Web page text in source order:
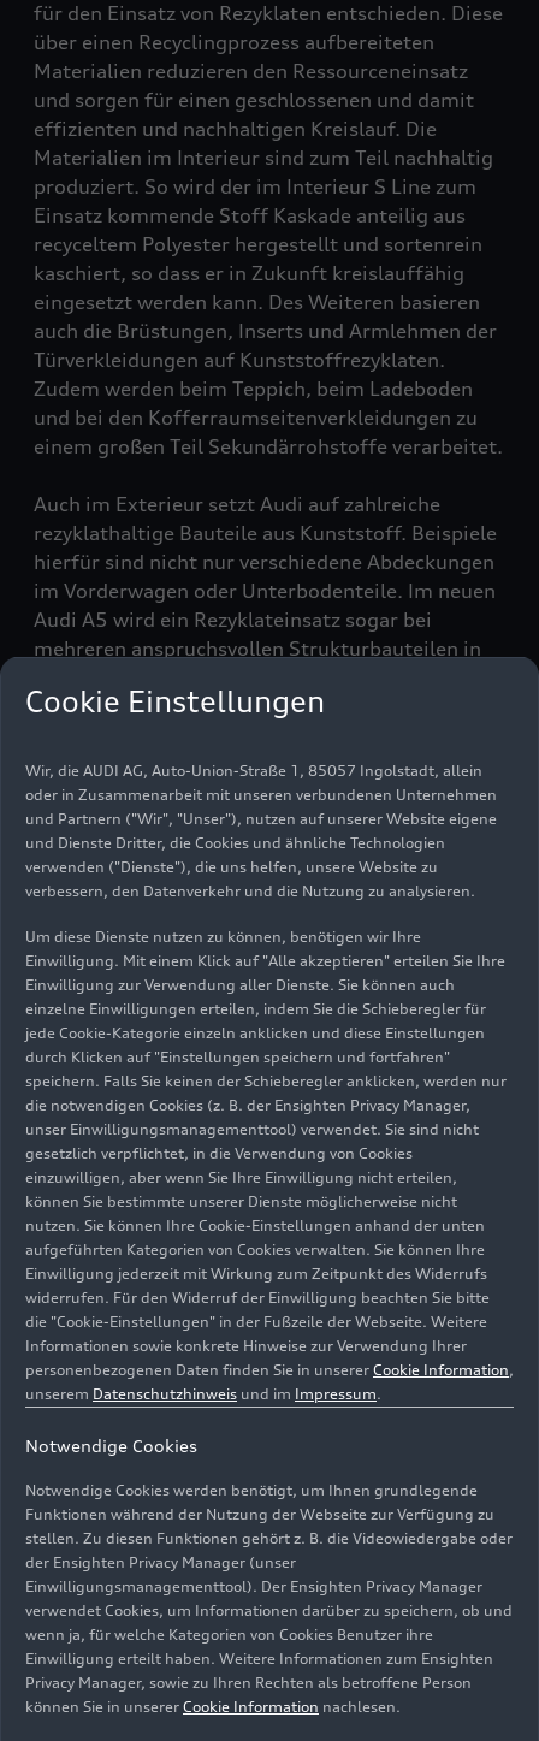
für den Einsatz von Rezyklaten entschieden. Diese
über einen Recyclingprozess aufbereiteten
Materialien reduzieren den Ressourceneinsatz
und sorgen für einen geschlossenen und damit
effizienten und nachhaltigen Kreislauf. Die
Materialien im Interieur sind zum Teil nachhaltig
produziert. So wird der im Interieur S Line zum
Einsatz kommende Stoff Kaskade anteilig aus
recyceltem Polyester hergestellt und sortenrein
kaschiert, so dass er in Zukunft kreislauffähig
eingesetzt werden kann. Des Weiteren basieren
auch die Brüstungen, Inserts und Armlehmen der
Türverkleidungen auf Kunststoffrezyklaten.
Zudem werden beim Teppich, beim Ladeboden
und bei den Kofferraumseitenverkleidungen zu
einem großen Teil Sekundärrohstoffe verarbeitet.
Auch im Exterieur setzt Audi auf zahlreiche
rezyklathaltige Bauteile aus Kunststoff. Beispiele
hierfür sind nicht nur verschiedene Abdeckungen
im Vorderwagen oder Unterbodenteile. Im neuen
Audi A5 wird ein Rezyklateinsatz sogar bei
mehreren anspruchsvollen Strukturbauteilen in
Komponenten des Frontends realisiert.
State-of-the-Art-
Korrosionsschutz und
integriertes
Lackierverfahren
Schon der historische Vorläufer der neuen Audi
A5 Baureihe, der Audi 80, zählte 1986 mit der
Vollverzinkung seiner Karosserie zu den Pionieren
des Korrosionsschutzes. Heute, 38 Jahre später,
setzt Audi in Neckarsulm auf die modernsten und
effektivsten Methoden zur
Korrosionsvermeidung. Dazu zählt auch die so
genannte kathodische Tauchlackierung. Dabei
handelt es sich um eine elektrochemische
Beschichtungsmethode für Metalloberflächen,
die einen hohen Korrosionsschutz bietet. Am
Standort Neckarsulm wird die Karosserie in
einem neuen Rotationsverfahren kopfüber in das
Becken getaucht und vornüber gedreht.
Das bringt einige Vorteile: Es ist zum einen
im drehenden Verfahren gründlicher beschichtet,
indem minimale Luftblasenbildung und
Schmutzablagerungen, etwa auf dem Dach,
vermieden werden. Die schützende Schicht bildet
nach der Trocknung die Basis für weitere
Arbeitsschritte in der Lackiererei.
Nachhaltige Lacke auf Wasserbasis gehören bei
Audi längst zum Standard. Für neue Modelle wie
den Audi A5 wurde das Lackierverfahren
Cookie Einstellungen
Wir, die AUDI AG, Auto-Union-Straße 1, 85057 Ingolstadt, allein
oder in Zusammenarbeit mit unseren verbundenen Unternehmen
und Partnern ("Wir", "Unser"), nutzen auf unserer Website eigene
und Dienste Dritter, die Cookies und ähnliche Technologien
verwenden ("Dienste"), die uns helfen, unsere Website zu
verbessern, den Datenverkehr und die Nutzung zu analysieren.
Um diese Dienste nutzen zu können, benötigen wir Ihre
Einwilligung. Mit einem Klick auf "Alle akzeptieren" erteilen Sie Ihre
Einwilligung zur Verwendung aller Dienste. Sie können auch
einzelne Einwilligungen erteilen, indem Sie die Schieberegler für
jede Cookie-Kategorie einzeln anklicken und diese Einstellungen
durch Klicken auf "Einstellungen speichern und fortfahren"
speichern. Falls Sie keinen der Schieberegler anklicken, werden nur
die notwendigen Cookies (z. B. der Ensighten Privacy Manager,
unser Einwilligungsmanagementtool) verwendet. Sie sind nicht
gesetzlich verpflichtet, in die Verwendung von Cookies
einzuwilligen, aber wenn Sie Ihre Einwilligung nicht erteilen,
können Sie bestimmte unserer Dienste möglicherweise nicht
nutzen. Sie können Ihre Cookie-Einstellungen anhand der unten
aufgeführten Kategorien von Cookies verwalten. Sie können Ihre
Einwilligung jederzeit mit Wirkung zum Zeitpunkt des Widerrufs
widerrufen. Für den Widerruf der Einwilligung beachten Sie bitte
die "Cookie-Einstellungen" in der Fußzeile der Webseite. Weitere
Informationen sowie konkrete Hinweise zur Verwendung Ihrer
personenbezogenen Daten finden Sie in unserer Cookie Information,
unserem Datenschutzhinweis und im Impressum.
Notwendige Cookies
Notwendige Cookies werden benötigt, um Ihnen grundlegende
Funktionen während der Nutzung der Webseite zur Verfügung zu
stellen. Zu diesen Funktionen gehört z. B. die Videowiedergabe oder
der Ensighten Privacy Manager (unser
Einwilligungsmanagementtool). Der Ensighten Privacy Manager
verwendet Cookies, um Informationen darüber zu speichern, ob und
wenn ja, für welche Kategorien von Cookies Benutzer ihre
Einwilligung erteilt haben. Weitere Informationen zum Ensighten
Privacy Manager, sowie zu Ihren Rechten als betroffene Person
können Sie in unserer Cookie Information nachlesen.